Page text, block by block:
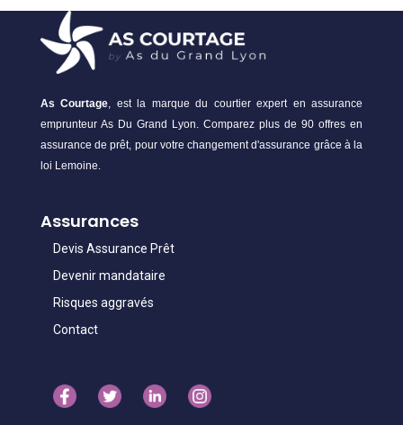
As Courtage, est la marque du courtier expert en assurance
emprunteur As Du Grand Lyon. Comparez plus de 90 offres en
assurance de prêt, pour votre changement d'assurance grâce à la
loi Lemoine.
Assurances
Devis Assurance Prêt
Devenir mandataire
Risques aggravés
Contact